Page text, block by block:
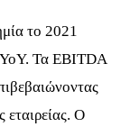
το 2021
Τα EBITDA
εταιρείας. Ο